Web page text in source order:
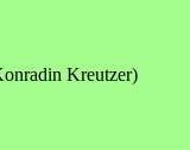
Kreutzer)